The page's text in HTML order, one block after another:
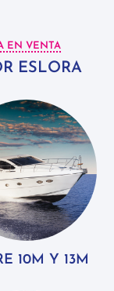
EN VENTA
ESLORA
10M Y 13M